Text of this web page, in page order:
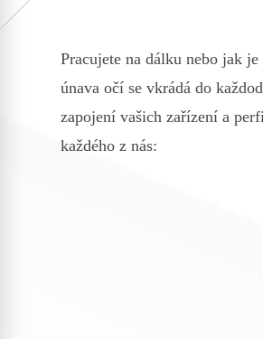
Pracujete na dálku nebo jak
únava očí se vkrádá do
zapojení vašich zařízení a
každého z nás: